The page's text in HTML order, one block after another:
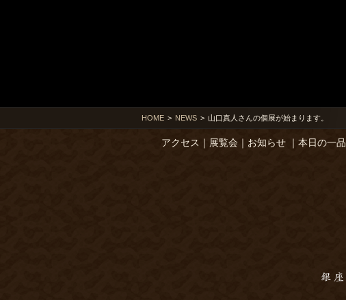
HOME > NEWS > 山口真人さんの個展が始まります。
アクセス 展覧会｜ お知らせ｜ 本日の一品